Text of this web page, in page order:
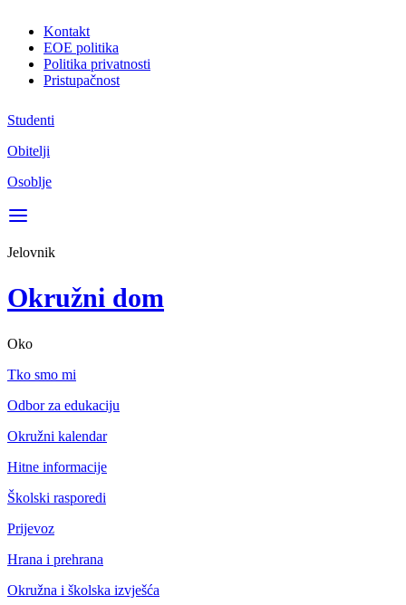
Kontakt
EOE politika
Politika privatnosti
Pristupačnost
Studenti
Obitelji
Osoblje
Jelovnik
Okružni dom
Oko
Tko smo mi
Odbor za edukaciju
Okružni kalendar
Hitne informacije
Školski rasporedi
Prijevoz
Hrana i prehrana
Okružna i školska izvješća